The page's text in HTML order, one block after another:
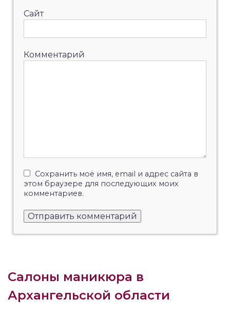
Сайт
Комментарий
Сохранить моё имя, email и адрес сайта в
этом браузере для последующих моих
комментариев.
Салоны маникюра в
Архангельской области